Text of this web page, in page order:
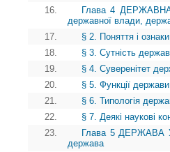
16.
Глава 4 ДЕРЖАВНА
державної влади,
17.
§ 2. Поняття і
18.
§ 3. Сутність
19.
§ 4. Суверенітет
20.
§ 5. Функції держави
21.
§ 6. Типологія
22.
§ 7. Деякі наукові
23.
Глава 5 ДЕРЖАВА
держава